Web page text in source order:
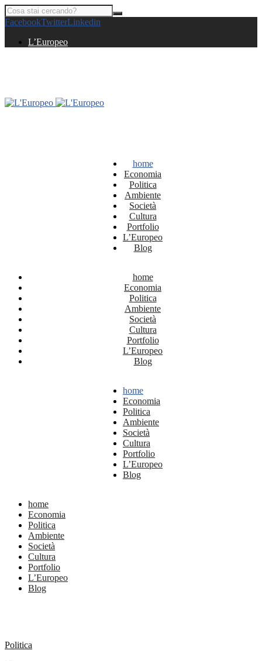
FacebookTwitterLinkedin
L’Europeo
home
Economia
Politica
Ambiente
Società
Cultura
Portfolio
L’Europeo
Blog
home
Economia
Politica
Ambiente
Società
Cultura
Portfolio
L’Europeo
Blog
home
Economia
Politica
Ambiente
Società
Cultura
Portfolio
L’Europeo
Blog
home
Economia
Politica
Ambiente
Società
Cultura
Portfolio
L’Europeo
Blog
Politica